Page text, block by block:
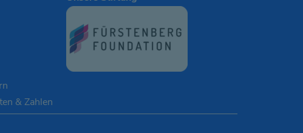
& Zahlen